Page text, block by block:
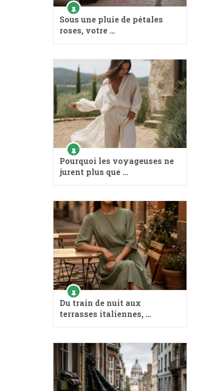
Sous une pluie de pétales
roses, votre …
Pourquoi les voyageuses ne
jurent plus que …
Du train de nuit aux
terrasses italiennes, …